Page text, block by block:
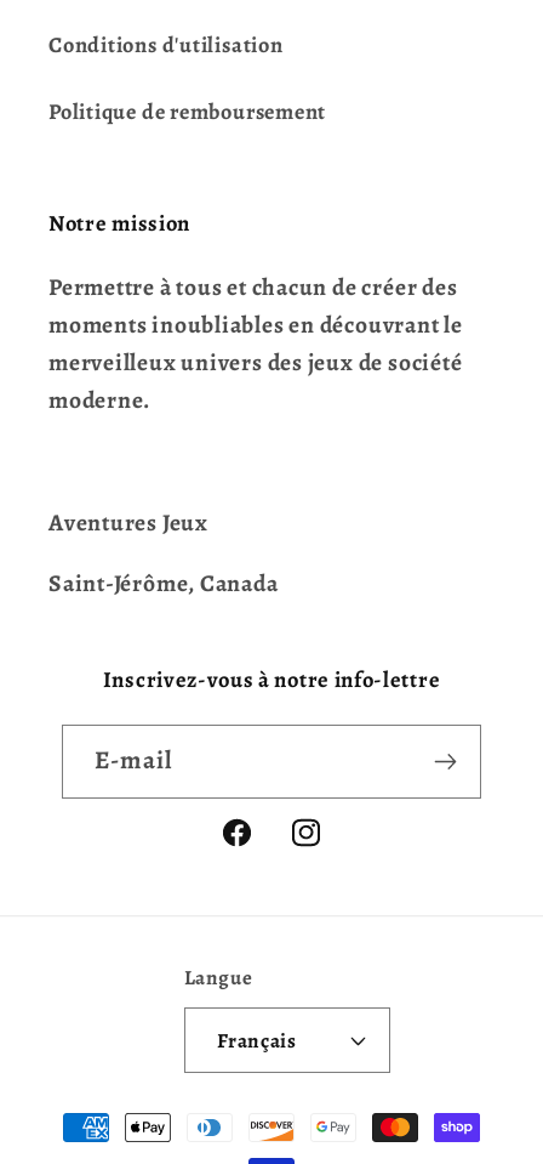
Conditions d'utilisation
Politique de remboursement
Notre mission
Permettre à tous et chacun de créer des
moments inoubliables en découvrant le
merveilleux univers des jeux de société
moderne.
Aventures Jeux
Saint-Jérôme, Canada
Inscrivez-vous à notre info-lettre
E-mail
FacebookInstagram
Langue
Français
Moyens
de